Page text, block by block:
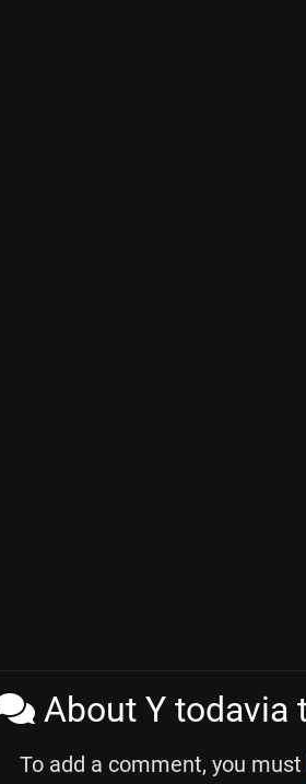
About Y todavia
To add a comment, you must